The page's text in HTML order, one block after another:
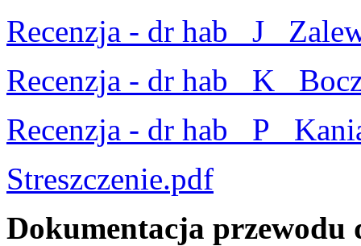
Recenzja - dr hab_ J_
Recenzja - dr hab_ K_
Recenzja - dr hab_ P_
Streszczenie.pdf
Dokumentacja przewodu